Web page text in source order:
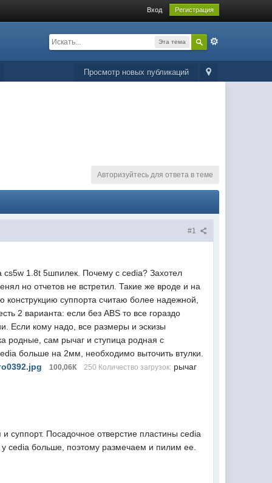
Вход Регистрация
Эта тема
Просмотр новых публикаций
Авторизуйтесь для ответа в теме
#1
1.8t 5шпилек. Почему с cedia? Захотел
но отчетов не встретил. Такие же вроде и на
конструкцию суппорта считаю более надежной,
2 варианта: если без ABS то все гораздо
Если кому надо, все размеры и эскизы
родные, сам рычаг и ступица родная с
больше на 2мм, необходимо выточить втулки.
100,06К 250 Количество загрузок: рычаг
суппорт. Посадочное отверстие пластины cedia
cedia больше, поэтому размечаем и пилим ее.